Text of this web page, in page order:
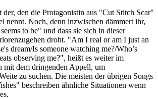
den die Protagonistin aus "Cut Stitch Scar"
nennt. Noch, denn inzwischen dämmert ihr,
to be" und dass sie sich in dieser
droht. "Am I real or am I just an
dream/Is someone watching me?/Who’s
observing me?", heißt es weiter im
mit dem dringenden Appell, um
zu suchen. Die meisten der übrigen Songs
beschreiben ähnliche Situationen wenn